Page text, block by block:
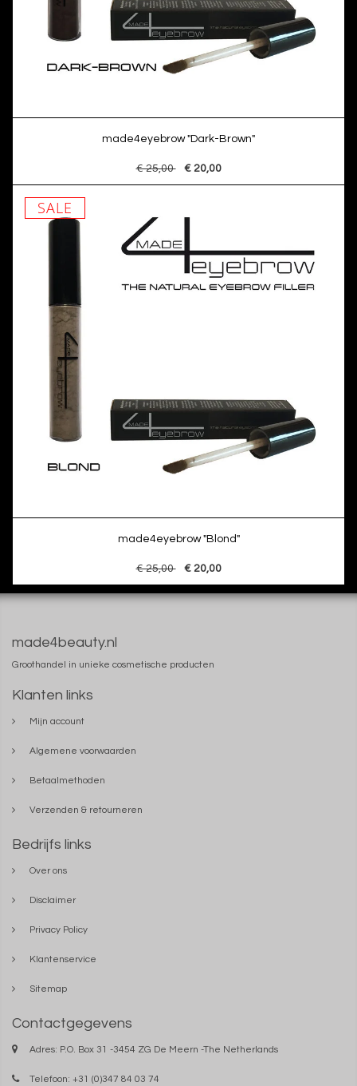
made4eyebrow "Dark-Brown"
€ 25,00 € 20,00
SALE
made4eyebrow "Blond"
€ 25,00 € 20,00
made4beauty.nl
Groothandel in unieke cosmetische producten
Klanten links
Mijn account
Algemene voorwaarden
Betaalmethoden
Verzenden & retourneren
Bedrijfs links
Over ons
Disclaimer
Privacy Policy
Klantenservice
Sitemap
Contactgegevens
Adres: P.O. Box 31 -3454 ZG De Meern -The Netherlands
Telefoon: +31 (0)347 84 03 74